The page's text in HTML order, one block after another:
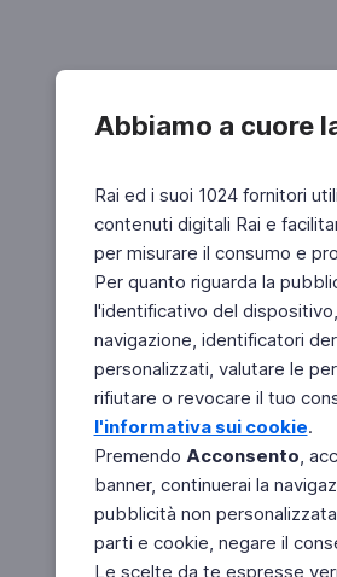
Abbiamo a cuore
Rai ed i suoi 1024 fornitori
contenuti digitali Rai e
per misurare il consumo e
Per quanto riguarda la
l'identificativo del
navigazione, identificatori
personalizzati, valutare le
rifiutare o revocare il tuo
l'informativa sui cookie.
Premendo Acconsento,
banner, continuerai la
pubblicità non
parti e cookie, negare il
Le scelte da te espresse